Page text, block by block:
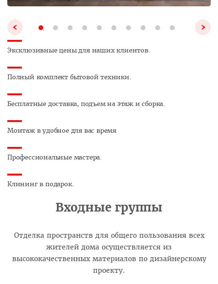
Эксклюзивные цены для наших клиентов.
Полный комплект бытовой техники.
Бесплатные доставка, подъем на этаж и сборка.
Монтаж в удобное для вас время
Профессиональные мастера.
Клининг в подарок.
Входные группы
Отделка пространств для общего пользования всех
жителей дома осуществляется из
высококачественных материалов по дизайнерскому
проекту.